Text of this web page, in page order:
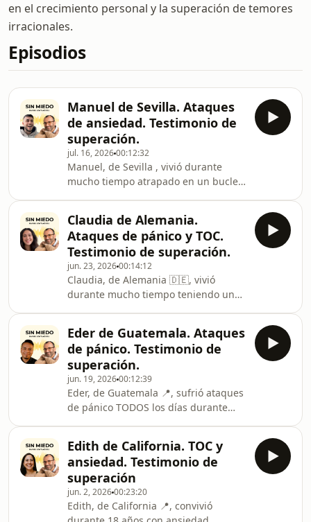
en el crecimiento personal y la superación de temores
irracionales.
Episodios
Manuel de Sevilla. Ataques
de ansiedad. Testimonio de
superación.
jul. 16, 202600:12:32
Manuel, de Sevilla , vivió durante
mucho tiempo atrapado en un bucle
dejaban completamente agotado, y
un miedo muy frecuente pero poco
comprendido: el miedo a
atragantarse.La ansiedad lo tenía
contra las cuerdas… hasta que un día
su padre le regaló mi libro “Sin
Miedo”, y ahí empezó su
transformación. Poco a poco,
entendiendo qué le
Claudia de Alemania.
Ataques de pánico y TOC.
Testimonio de superación.
jun. 23, 202600:14:12
Claudia, de Alemania 🇩🇪, vivió
durante mucho tiempo teniendo un
robaban la calma y la
confianza.Decidió pedir ayuda y
empezó terapia durante un año con la
maravillosa Patricia Negro, psicóloga
de nuestro equipo. Poco a poco,
entendiendo lo que le ocurría y
trabajando con constancia, algo
empezó a cambiar. 🌱Hoy Claudia se
pone
Eder de Guatemala. Ataques
de pánico. Testimonio de
superación.
jun. 19, 202600:12:39
Eder, de Guatemala 📍, sufrió ataques
de pánico TODOS los días durante
morir. Su vida se fue haciendo tan
pequeña… que llegó a pensar que no
podía seguir así.Buscando
desesperadamente una salida, un día
encontró mi libro “Sin Miedo”.Allí
Edith de California. TOC y
ansiedad. Testimonio de
superación
jun. 2, 202600:23:20
Edith, de California 📍, convivió